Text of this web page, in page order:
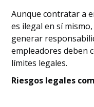
Aunque contratar a
es ilegal en sí
generar
empleadores deben
límites legales.
Riesgos legales